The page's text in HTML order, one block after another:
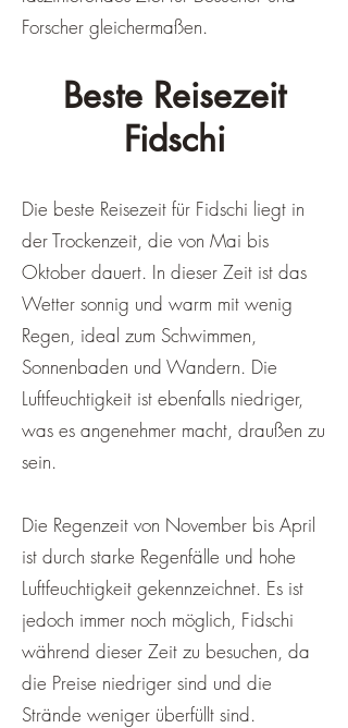
Forscher gleichermaßen.
Beste Reisezeit
Fidschi
Die beste Reisezeit für Fidschi liegt in
der Trockenzeit, die von Mai bis
Oktober dauert. In dieser Zeit ist das
Wetter sonnig und warm mit wenig
Regen, ideal zum Schwimmen,
Sonnenbaden und Wandern. Die
Luftfeuchtigkeit ist ebenfalls niedriger,
was es angenehmer macht, draußen zu
sein.
Die Regenzeit von November bis April
ist durch starke Regenfälle und hohe
Luftfeuchtigkeit gekennzeichnet. Es ist
jedoch immer noch möglich, Fidschi
während dieser Zeit zu besuchen, da
die Preise niedriger sind und die
Strände weniger überfüllt sind.